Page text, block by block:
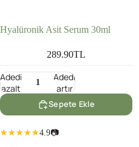
Hyalüronik Asit Serum 30ml
289.90TL
Adedi
azalt
Adedi
artır
Sepete Ekle
4.9📷